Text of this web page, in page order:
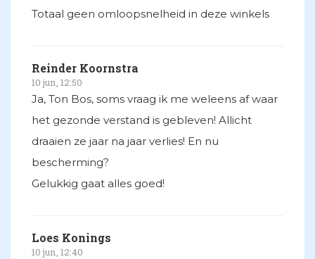
Totaal geen omloopsnelheid in deze winkels
Reinder Koornstra
10 jun, 12:50
Ja, Ton Bos, soms vraag ik me weleens af waar
het gezonde verstand is gebleven! Allicht
draaien ze jaar na jaar verlies! En nu
bescherming?
Gelukkig gaat alles goed!
Loes Konings
10 jun, 12:40